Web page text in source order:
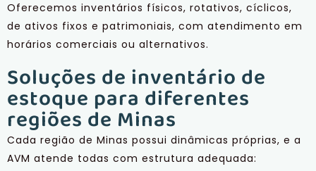
Oferecemos inventários físicos, rotativos, cíclicos,
de ativos fixos e patrimoniais, com atendimento em
horários comerciais ou alternativos.
Soluções de inventário de
estoque para diferentes
regiões de Minas
Cada região de Minas possui dinâmicas próprias, e a
AVM atende todas com estrutura adequada: